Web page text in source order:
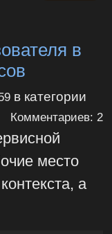
в
в категории
Комментариев: 2
место
а